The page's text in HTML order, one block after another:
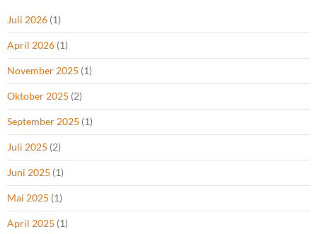
Juli 2026 (1)
April 2026 (1)
November 2025 (1)
Oktober 2025 (2)
September 2025 (1)
Juli 2025 (2)
Juni 2025 (1)
Mai 2025 (1)
April 2025 (1)